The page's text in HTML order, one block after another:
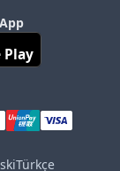
Play
Türkçe